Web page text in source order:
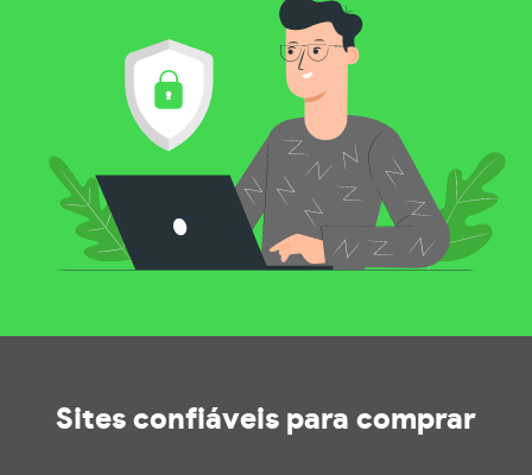
Sites confiáveis para comprar